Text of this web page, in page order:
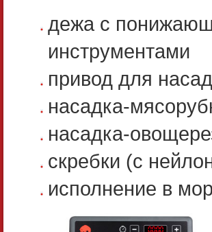
дежа с
инструментами
привод для
насадка-
насадка-
скребки (с
исполнение в